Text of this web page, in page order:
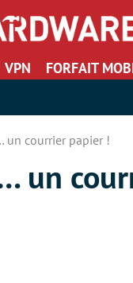
VPN FORFAIT
un courrier papier !
un